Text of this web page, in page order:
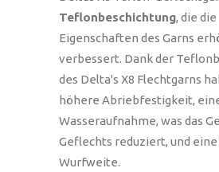
Teflonbeschichtung, die die
Eigenschaften des Garns
verbessert. Dank der
des Delta's X8 Flechtgarns
höhere Abriebfestigkeit,
Wasseraufnahme, was das
Geflechts reduziert, und
Wurfweite.